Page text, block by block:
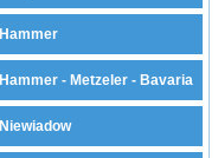
Hammer
Hammer - Metzeler - Bavaria
Niewiadow